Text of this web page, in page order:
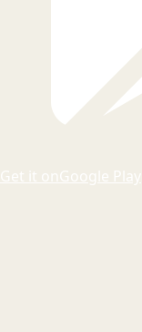
Get it onGoogle Play